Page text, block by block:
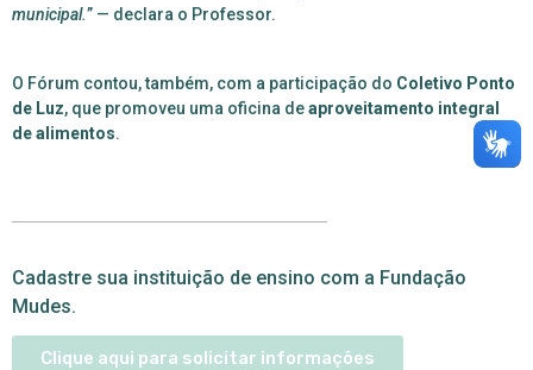
municipal.” — declara o Professor.
O Fórum contou, também, com a participação do Coletivo Ponto
de Luz, que promoveu uma oficina deaproveitamento integral
de alimentos.
Cadastre sua instituição de ensino com a Fundação
Mudes.
Clique aqui para solicitar informações